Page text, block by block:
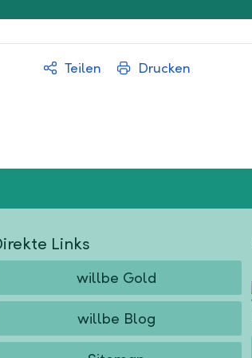
Teilen Drucken
Links
willbe Gold
willbe Blog